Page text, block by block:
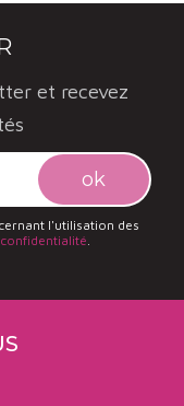
et recevez
l'utilisation des
.